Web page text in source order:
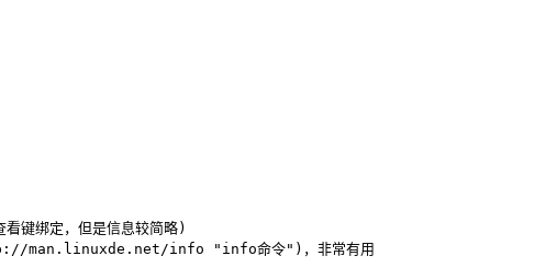
绑定，但是信息较简略)
man.linuxde.net/info "info命令") ，非常有用